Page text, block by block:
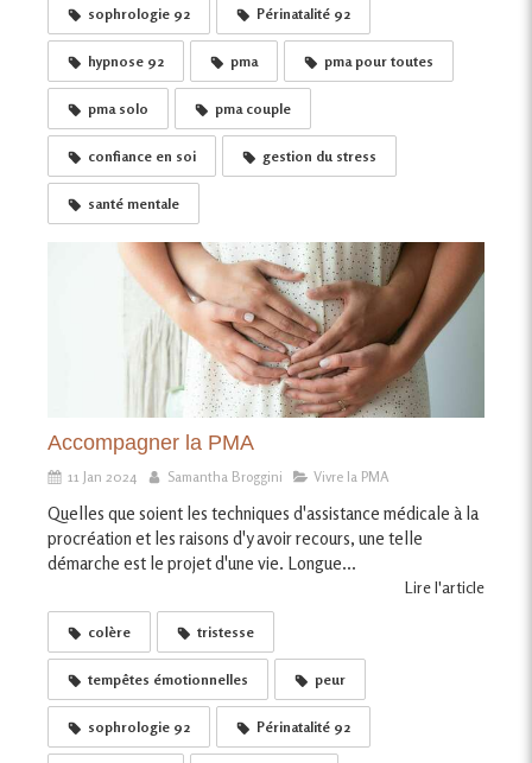
sophrologie 92 Périnatalité 92
hypnose 92 pma pma pour toutes
pma solo pma couple
confiance en soi gestion du stress
santé mentale
Accompagner la PMA
11 Jan 2024 Samantha Broggini Vivre la PMA
Quelles que soient les techniques d'assistance médicale à la
procréation et les raisons d'y avoir recours, une telle
démarche est le projet d'une vie. Longue...
Lire l'article
colère tristesse
tempêtes émotionnelles peur
sophrologie 92 Périnatalité 92